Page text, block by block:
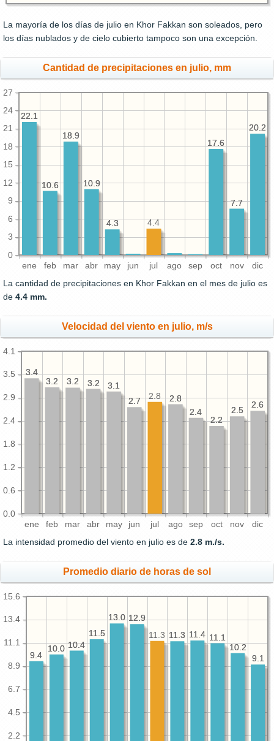
La mayoría de los días de julio en Khor Fakkan son soleados, pero
los días nublados y de cielo cubierto tampoco son una excepción.
Cantidad de precipitaciones en julio, mm
ene feb mar abr may jun jul ago sep oct nov dic
0
3
6
9
12
15
18
21
24
27
20.2
7.7
17.6
4.3
10.9
18.9
10.6
22.1
20.2
7.7
17.6
4.4
4.3
10.9
18.9
10.6
22.1
La cantidad de precipitaciones en Khor Fakkan en el mes de julio es
de 4.4 mm.
Velocidad del viento en julio, m/s
ene feb mar abr may jun jul ago sep oct nov dic
0.0
0.6
1.2
1.8
2.4
2.9
3.5
4.1
2.6
2.5
2.2
2.4
2.8
2.7
3.1
3.2
3.2
3.2
3.4
2.6
2.5
2.2
2.4
2.8
2.8
2.7
3.1
3.2
3.2
3.2
3.4
La intensidad promedio del viento en julio es de 2.8 m./s.
Promedio diario de horas de sol
2.2
4.5
6.7
8.9
11.1
13.4
15.6
9.1
10.2
11.1
11.4
11.3
12.9
13.0
11.5
10.4
10.0
9.4 9.1
10.2
11.1
11.4
11.3
11.3
12.9
13.0
11.5
10.4
10.0
9.4